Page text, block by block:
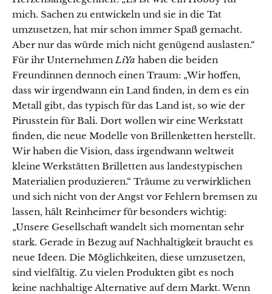
mich. Sachen zu entwickeln und sie in die Tat
umzusetzen, hat mir schon immer Spaß gemacht.
Aber nur das würde mich nicht genügend auslasten.“
Für ihr UnternehmenLiYa haben die beiden
Freundinnen dennoch einen Traum: „Wir hoffen,
dass wir irgendwann ein Land finden, in dem es ein
Metall gibt, das typisch für das Land ist, so wie der
Pirusstein für Bali. Dort wollen wir eine Werkstatt
finden, die neue Modelle von Brillenketten herstellt.
Wir haben die Vision, dass irgendwann weltweit
kleine Werkstätten Brilletten aus landestypischen
Materialien produzieren.“ Träume zu verwirklichen
und sich nicht von der Angst vor Fehlern bremsen zu
lassen, hält Reinheimer für besonders wichtig:
„Unsere Gesellschaft wandelt sich momentan sehr
stark. Gerade in Bezug auf Nachhaltigkeit braucht es
neue Ideen. Die Möglichkeiten, diese umzusetzen,
sind vielfältig. Zu vielen Produkten gibt es noch
keine nachhaltige Alternative auf dem Markt. Wenn